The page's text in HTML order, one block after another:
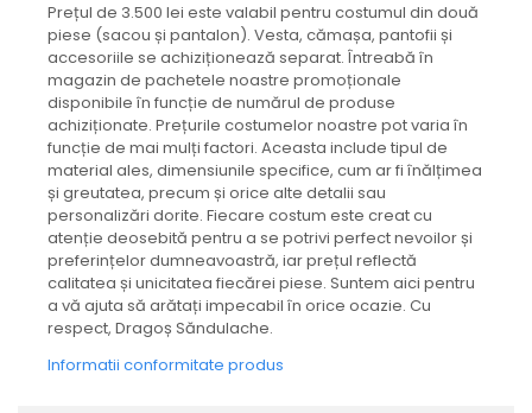
Prețul de 3.500 lei este valabil pentru costumul din două
piese (sacou și pantalon). Vesta, cămașa, pantofii și
accesoriile se achiziționează separat. Întreabă în
magazin de pachetele noastre promoționale
disponibile în funcție de numărul de produse
achiziționate. Prețurile costumelor noastre pot varia în
funcție de mai mulți factori. Aceasta include tipul de
material ales, dimensiunile specifice, cum ar fi înălțimea
și greutatea, precum și orice alte detalii sau
personalizări dorite. Fiecare costum este creat cu
atenție deosebită pentru a se potrivi perfect nevoilor și
preferințelor dumneavoastră, iar prețul reflectă
calitatea și unicitatea fiecărei piese. Suntem aici pentru
a vă ajuta să arătați impecabil în orice ocazie. Cu
respect, Dragoș Săndulache.
Informatii conformitate produs